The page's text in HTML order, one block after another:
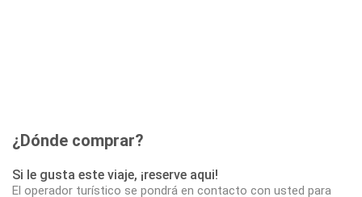
¿Dónde comprar?
Si le gusta este viaje, ¡reserve aqui!
El operador turístico se pondrá en contacto con usted para